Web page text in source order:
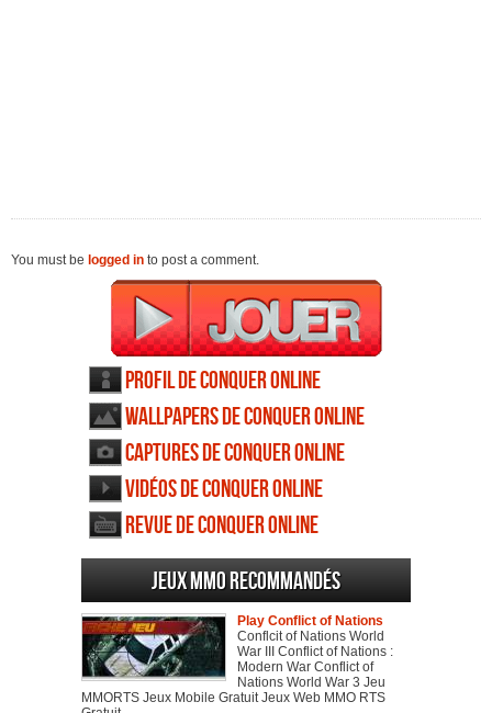
You must be logged in to post a comment.
Profil de Conquer Online
Wallpapers de Conquer Online
Captures de Conquer Online
Vidéos de Conquer Online
Revue de Conquer Online
Jeux MMO recommandés
Play Conflict of Nations
Conflcit of Nations World
War III Conflict of Nations :
Modern War Conflict of
Nations World War 3 Jeu
MMORTS Jeux Mobile Gratuit Jeux Web MMO RTS